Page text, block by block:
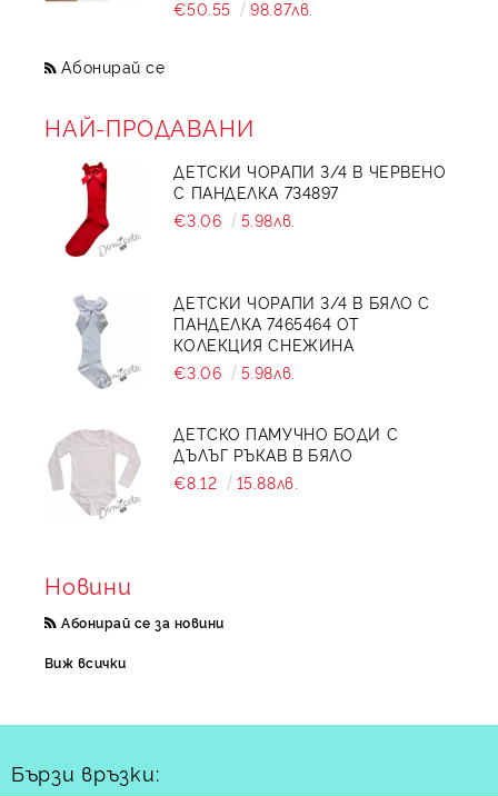
€50.55
98.87лв.
Абонирай се
НАЙ-ПРОДАВАНИ
ДЕТСКИ ЧОРАПИ 3/4 В ЧЕРВЕНО
С ПАНДЕЛКА 734897
€3.06
5.98лв.
ДЕТСКИ ЧОРАПИ 3/4 В БЯЛО С
ПАНДЕЛКА 7465464 ОТ
КОЛЕКЦИЯ СНЕЖИНА
€3.06
5.98лв.
ДЕТСКО ПАМУЧНО БОДИ С
ДЪЛЪГ РЪКАВ В БЯЛО
€8.12
15.88лв.
Новини
Абонирай се за новини
Виж всички
Бързи връзки: